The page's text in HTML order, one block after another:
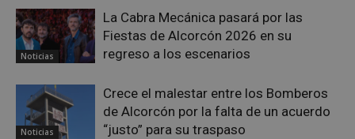
Noticias
La Cabra Mecánica pasará por las
Fiestas de Alcorcón 2026 en su
regreso a los escenarios
Noticias
Crece el malestar entre los Bomberos
de Alcorcón por la falta de un acuerdo
“justo” para su traspaso
Cookies estrictamente necesarias
Cookies de rendimiento